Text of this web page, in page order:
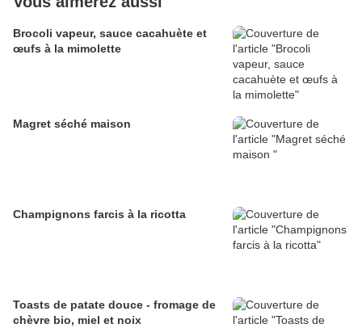
Brocoli vapeur, sauce cacahuète et
œufs à la mimolette
Magret séché maison
Champignons farcis à la ricotta
Toasts de patate douce - fromage de
chèvre bio, miel et noix